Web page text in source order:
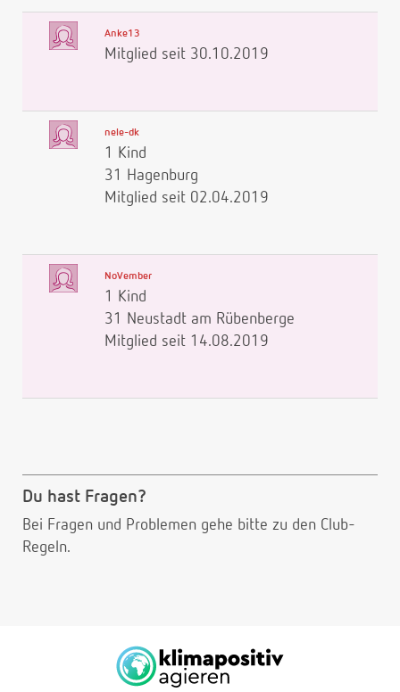
Anke13
Mitglied seit 30.10.2019
nele-dk
1 Kind
31 Hagenburg
Mitglied seit 02.04.2019
NoVember
1 Kind
31 Neustadt am Rübenberge
Mitglied seit 14.08.2019
Du hast Fragen?
Bei Fragen und Problemen gehe bitte zu den Club-
Regeln.